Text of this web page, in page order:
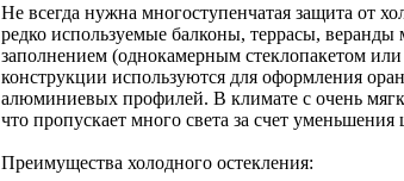
Не всегда нужна многоступенчатая защита от
редко используемые балконы, террасы,
заполнением (однокамерным стеклопакетом
конструкции используются для оформления
алюминиевых профилей. В климате с очень
что пропускает много света за счет
Преимущества холодного остекления: